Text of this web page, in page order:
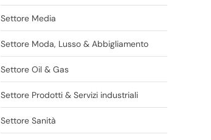
Settore Media
Settore Moda, Lusso & Abbigliamento
Settore Oil & Gas
Settore Prodotti & Servizi industriali
Settore Sanità